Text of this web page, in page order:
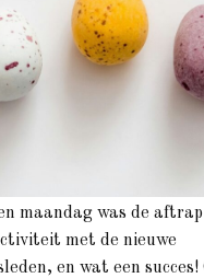
maandag was de aftrap
met de nieuwe
en wat een succes!